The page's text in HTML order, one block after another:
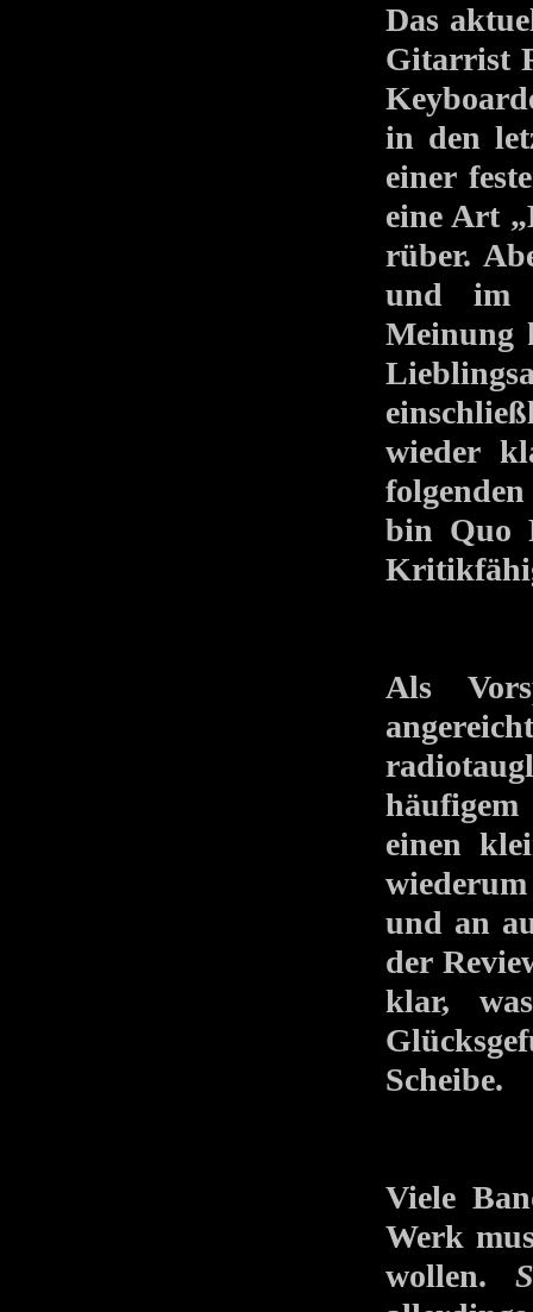
Das
Gitarrist
in den
einer
eine Art
rüber.
und im
Meinung
wieder
bin Quo
Als
einen
und an
der
klar,
Scheibe.
Viele
Werk
wollen.